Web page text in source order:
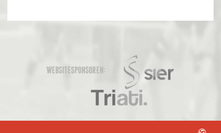
WEBSITESPONSOREN: